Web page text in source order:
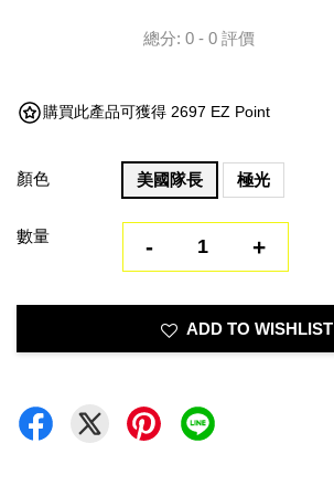
總分: 0 - 0 評價
購買此產品可獲得 2697 EZ Point
顏色 美國隊長 極光
數量 - +
ADD TO WISHLIST